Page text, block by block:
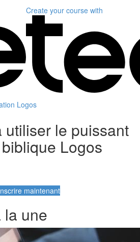
Create your course with
Logos
utiliser le puissant
Logos
maintenant
la une